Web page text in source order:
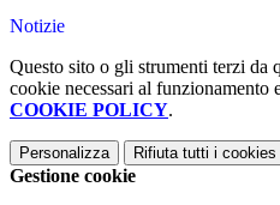
Notizie
Questo sito o gli strumenti terzi da
cookie necessari al
COOKIE POLICY.
Personalizza Rifiuta tutti i cookies
Gestione cookie